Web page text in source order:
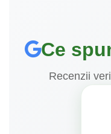
Ce
Recenzii